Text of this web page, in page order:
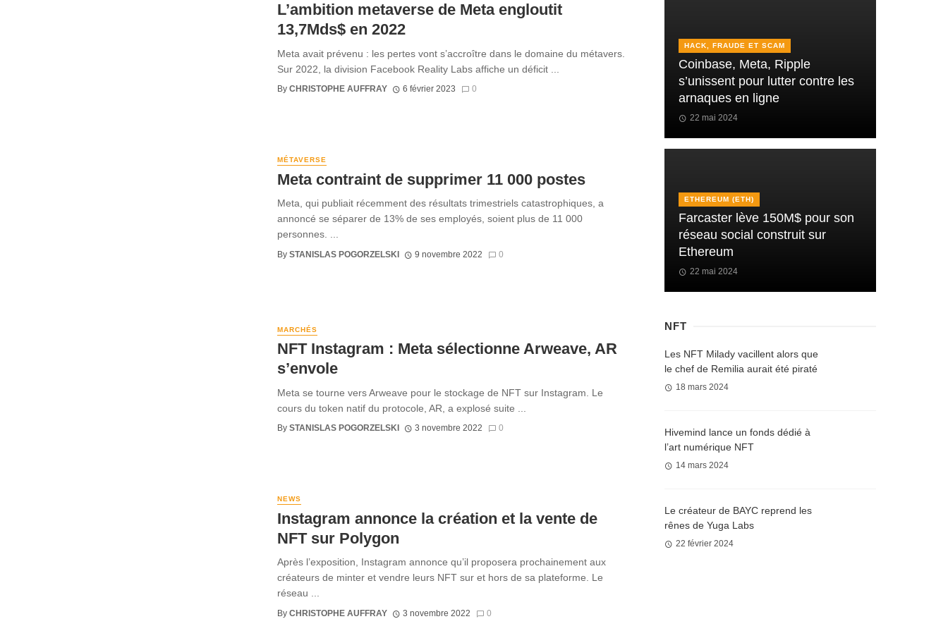
L’ambition metaverse de Meta engloutit
13,7Mds$ en 2022
Meta avait prévenu : les pertes vont s’accroître dans le domaine du métavers.
Sur 2022, la division Facebook Reality Labs affiche un déficit ...
By CHRISTOPHE AUFFRAY 6 février 2023 0
MÉTAVERSE
Meta contraint de supprimer 11 000 postes
Meta, qui publiait récemment des résultats trimestriels catastrophiques, a
annoncé se séparer de 13% de ses employés, soient plus de 11 000
personnes. ...
By STANISLAS POGORZELSKI 9 novembre 2022 0
MARCHÉS
NFT Instagram : Meta sélectionne Arweave, AR
s’envole
Meta se tourne vers Arweave pour le stockage de NFT sur Instagram. Le
cours du token natif du protocole, AR, a explosé suite ...
By STANISLAS POGORZELSKI 3 novembre 2022 0
NEWS
Instagram annonce la création et la vente de
NFT sur Polygon
Après l’exposition, Instagram annonce qu’il proposera prochainement aux
créateurs de minter et vendre leurs NFT sur et hors de sa plateforme. Le
réseau ...
By CHRISTOPHE AUFFRAY 3 novembre 2022 0
HACK, FRAUDE ET SCAM
Coinbase, Meta, Ripple
s’unissent pour lutter contre les
arnaques en ligne
22 mai 2024
ETHEREUM (ETH)
Farcaster lève 150M$ pour son
réseau social construit sur
Ethereum
22 mai 2024
NFT
Les NFT Milady vacillent alors que
le chef de Remilia aurait été piraté
18 mars 2024
Hivemind lance un fonds dédié à
l’art numérique NFT
14 mars 2024
Le créateur de BAYC reprend les
rênes de Yuga Labs
22 février 2024